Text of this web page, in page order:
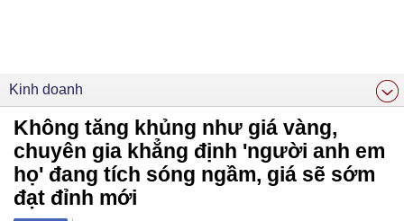
Kinh doanh
Không tăng khủng như giá vàng,
chuyên gia khẳng định 'người anh em
họ' đang tích sóng ngầm, giá sẽ sớm
đạt đỉnh mới